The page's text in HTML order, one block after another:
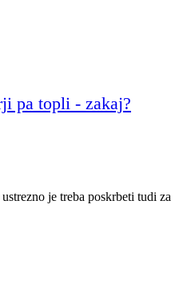
pa topli - zakaj?
je treba poskrbeti tudi za